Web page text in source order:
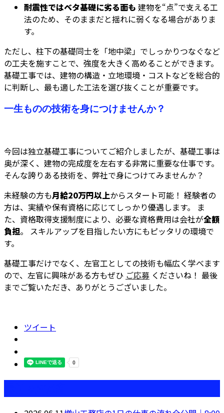
耐震性ではベタ基礎に劣る面も 建物を“点”で支える工
法のため、そのままだと揺れに弱くなる場合がありま
す。
ただし、柱下の基礎同士を「地中梁」でしっかりつなぐなど
の工夫を施すことで、強度を大きく高めることができます。
基礎工事では、建物の構造・立地環境・コストなどを総合的
に判断し、最も適した工法を選び抜くことが重要です。
一生ものの技術を身につけませんか？
今回は独立基礎工事についてご紹介しましたが、基礎工事は
奥が深く、建物の完成度を左右する非常に重要な仕事です。
そんな誇りある技術を、弊社で身につけてみませんか？
未経験の方も月給20万円以上からスタート可能！ 経験者の
方は、実績や保有資格に応じてしっかり優遇します。 ま
た、資格取得支援制度により、必要な資格費用は会社が全額
負担。 スキルアップを目指したい方にもピッタリの環境で
す。
基礎工事だけでなく、左官工としての技術も幅広く学べます
ので、左官に興味がある方もぜひ ご応募 くださいね！ 最後
までご覧いただき、ありがとうございました。
ツイート